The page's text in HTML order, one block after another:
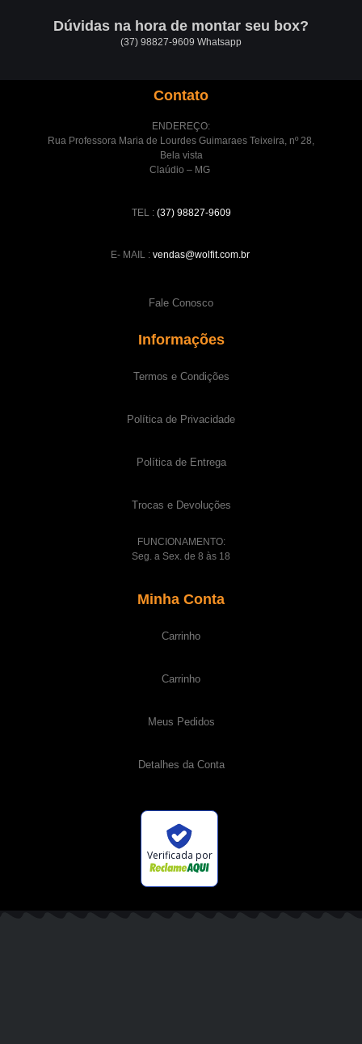
Dúvidas na hora de montar seu box?
(37) 98827-9609 Whatsapp
Contato
ENDEREÇO:
Rua Professora Maria de Lourdes Guimaraes Teixeira, nº 28,
Bela vista
Claúdio – MG
TEL : (37) 98827-9609
E- MAIL : vendas@wolfit.com.br
Fale Conosco
Informações
Termos e Condições
Política de Privacidade
Política de Entrega
Trocas e Devoluções
FUNCIONAMENTO:
Seg. a Sex. de 8 às 18
Minha Conta
Carrinho
Carrinho
Meus Pedidos
Detalhes da Conta
Verificada por